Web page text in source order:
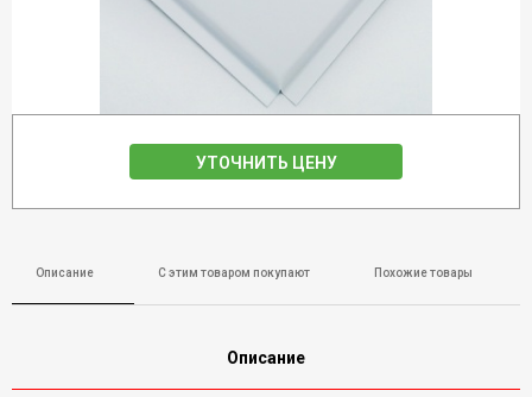
УТОЧНИТЬ ЦЕНУ
Описание С этим товаром покупают Похожие товары
Описание